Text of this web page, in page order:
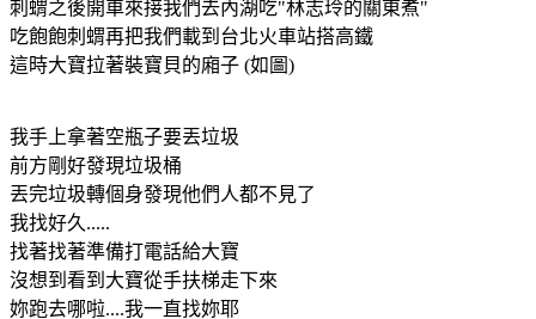
刺蝟之後開車來接我們去內湖吃"林志玲的關東煮"
吃飽飽刺蝟再把我們載到台北火車站搭高鐵
這時大寶拉著裝寶貝的廂子 (如圖)
我手上拿著空瓶子要丟垃圾
前方剛好發現垃圾桶
丟完垃圾轉個身發現他們人都不見了
我找好久.....
找著找著準備打電話給大寶
沒想到看到大寶從手扶梯走下來
妳跑去哪啦....我一直找妳耶